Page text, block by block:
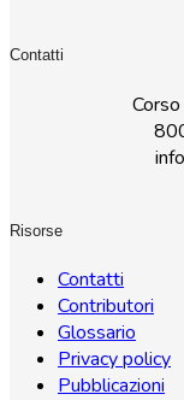
Contatti
Risorse
Contatti
Contributori
Glossario
Privacy policy
Pubblicazioni